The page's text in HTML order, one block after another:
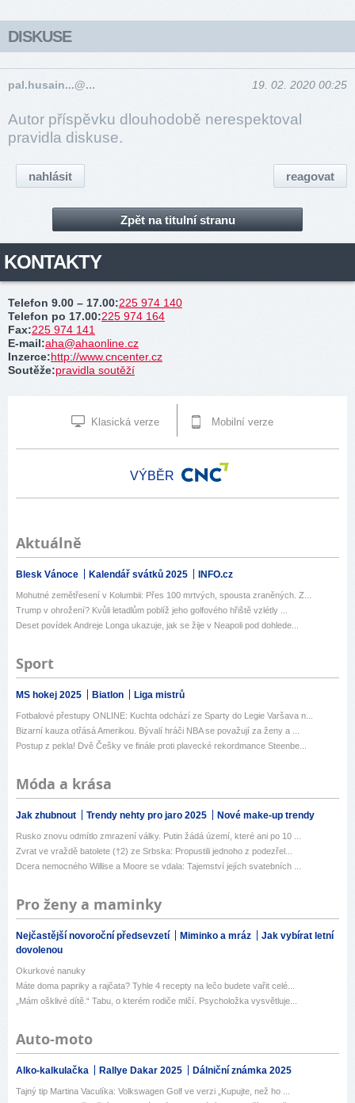
DISKUSE
pal.husain...@... 19. 02. 2020 00:25
Autor příspěvku dlouhodobě nerespektoval
pravidla diskuse.
reagovat
nahlásit
Zpět na titulní stranu
KONTAKTY
Telefon 9.00 – 17.00:225 974 140
Telefon po 17.00:225 974 164
Fax:225 974 141
E-mail:aha@ahaonline.cz
Inzerce:http://www.cncenter.cz
Soutěže:pravidla soutěží
Klasická verze Mobilní verze
VÝBĚR
Aktuálně
Blesk Vánoce Kalendář svátků 2025 INFO.cz
Mohutné zemětřesení v Kolumbii: Přes 100 mrtvých, spousta zraněných. Z...
Trump v ohrožení? Kvůli letadlům poblíž jeho golfového hřiště vzlétly ...
Deset povídek Andreje Longa ukazuje, jak se žije v Neapoli pod dohlede...
Sport
MS hokej 2025 Biatlon Liga mistrů
Fotbalové přestupy ONLINE: Kuchta odchází ze Sparty do Legie Varšava n...
Bizarní kauza otřásá Amerikou. Bývalí hráči NBA se považují za ženy a ...
Postup z pekla! Dvě Češky ve finále proti plavecké rekordmance Steenbe...
Móda a krása
Jak zhubnout Trendy nehty pro jaro 2025 Nové make-up trendy
Rusko znovu odmítlo zmrazení války. Putin žádá území, které ani po 10 ...
Zvrat ve vraždě batolete (†2) ze Srbska: Propustili jednoho z podezřel...
Dcera nemocného Willise a Moore se vdala: Tajemství jejích svatebních ...
Pro ženy a maminky
Nejčastější novoroční předsevzetí Miminko a mráz
Jak vybírat letní
dovolenou
Okurkové nanuky
Máte doma papriky a rajčata? Tyhle 4 recepty na lečo budete vařit celé...
„Mám ošklivé dítě.“ Tabu, o kterém rodiče mlčí. Psycholožka vysvětluje...
Auto-moto
Alko-kalkulačka Rallye Dakar 2025 Dálniční známka 2025
Tajný tip Martina Vaculíka: Volkswagen Golf ve verzi „Kupujte, než ho ...